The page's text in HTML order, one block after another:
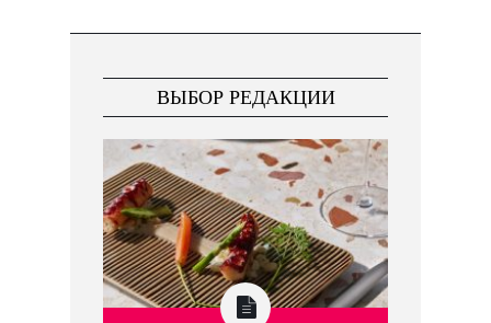
ВЫБОР РЕДАКЦИИ